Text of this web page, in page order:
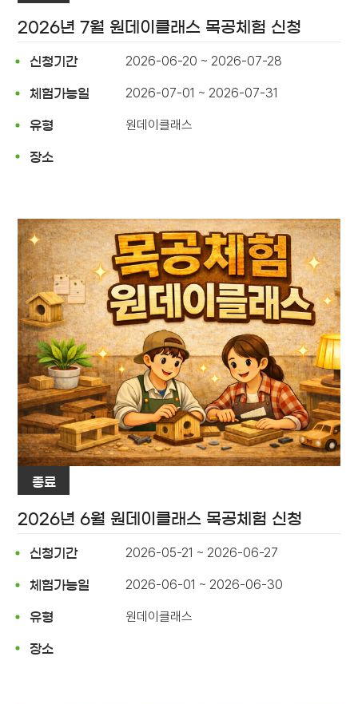
2026년 7월 원데이클래스 목공체험 신청
신청기간 2026-06-20 ~ 2026-07-28
체험가능일 2026-07-01 ~ 2026-07-31
유형 원데이클래스
장소
종료
2026년 6월 원데이클래스 목공체험 신청
신청기간 2026-05-21 ~ 2026-06-27
체험가능일 2026-06-01 ~ 2026-06-30
유형 원데이클래스
장소